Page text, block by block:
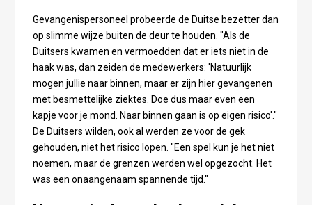
Gevangenispersoneel probeerde de Duitse bezetter dan
op slimme wijze buiten de deur te houden. "Als de
Duitsers kwamen en vermoedden dat er iets niet in de
haak was, dan zeiden de medewerkers: 'Natuurlijk
mogen jullie naar binnen, maar er zijn hier gevangenen
met besmettelijke ziektes. Doe dus maar even een
kapje voor je mond. Naar binnen gaan is op eigen risico'."
De Duitsers wilden, ook al werden ze voor de gek
gehouden, niet het risico lopen. "Een spel kun je het niet
noemen, maar de grenzen werden wel opgezocht. Het
was een onaangenaam spannende tijd."